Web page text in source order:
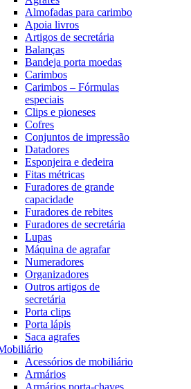
Almofadas para carimbo
Apoia livros
Artigos de secretária
Balanças
Bandeja porta moedas
Carimbos
Carimbos – Fórmulas
especiais
Clips e pioneses
Cofres
Conjuntos de impressão
Datadores
Esponjeira e dedeira
Fitas métricas
Furadores de grande
capacidade
Furadores de rebites
Furadores de secretária
Lupas
Máquina de agrafar
Numeradores
Organizadores
Outros artigos de
secretária
Porta clips
Porta lápis
Saca agrafes
Acessórios de mobiliário
Armários
Armários porta-chaves